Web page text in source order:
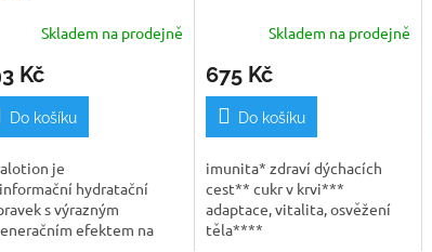
Skladem na prodejně
Kč
Do košíku
je
hydratační
s výrazným
efektem na
Skladem na prodejně
675 Kč
Do košíku
imunita* zdraví dýchacích
cest** cukr v krvi***
adaptace, vitalita, osvěžení
těla****